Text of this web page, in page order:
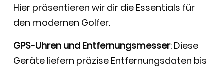
Hier präsentieren wir dir die Essentials für
den modernen Golfer.
GPS-Uhren und Entfernungsmesser: Diese
Geräte liefern präzise Entfernungsdaten bis